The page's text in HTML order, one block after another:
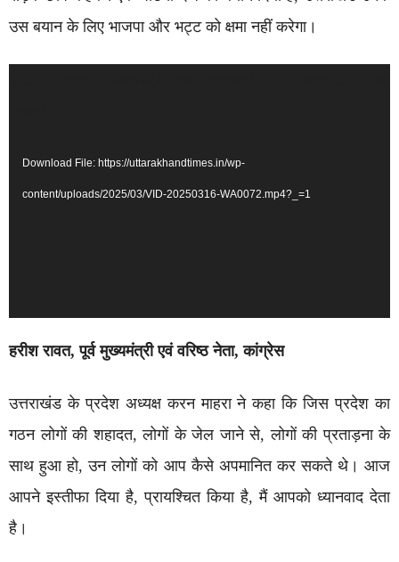
उस बयान के लिए भाजपा और भट्ट को क्षमा नहीं करेगा।
Download File: https://uttarakhandtimes.in/wp-
content/uploads/2025/03/VID-20250316-WA0072.mp4?_=1
हरीश रावत, पूर्व मुख्यमंत्री एवं वरिष्ठ नेता, कांग्रेस
उत्तराखंड के प्रदेश अध्यक्ष करन माहरा ने कहा कि जिस प्रदेश का
गठन लोगों की शहादत, लोगों के जेल जाने से, लोगों की प्रताड़ना के
साथ हुआ हो, उन लोगों को आप कैसे अपमानित कर सकते थे। आज
आपने इस्तीफा दिया है, प्रायश्चित किया है, मैं आपको ध्यानवाद देता
है।